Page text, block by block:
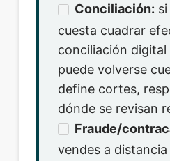
Conciliación:
cuesta cuadrar
conciliación digital
puede volverse
define cortes,
dónde se revisan
Fraude/
vendes a